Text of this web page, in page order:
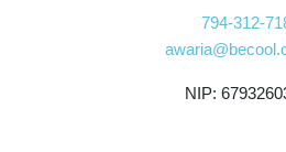
794-312-
NIP: